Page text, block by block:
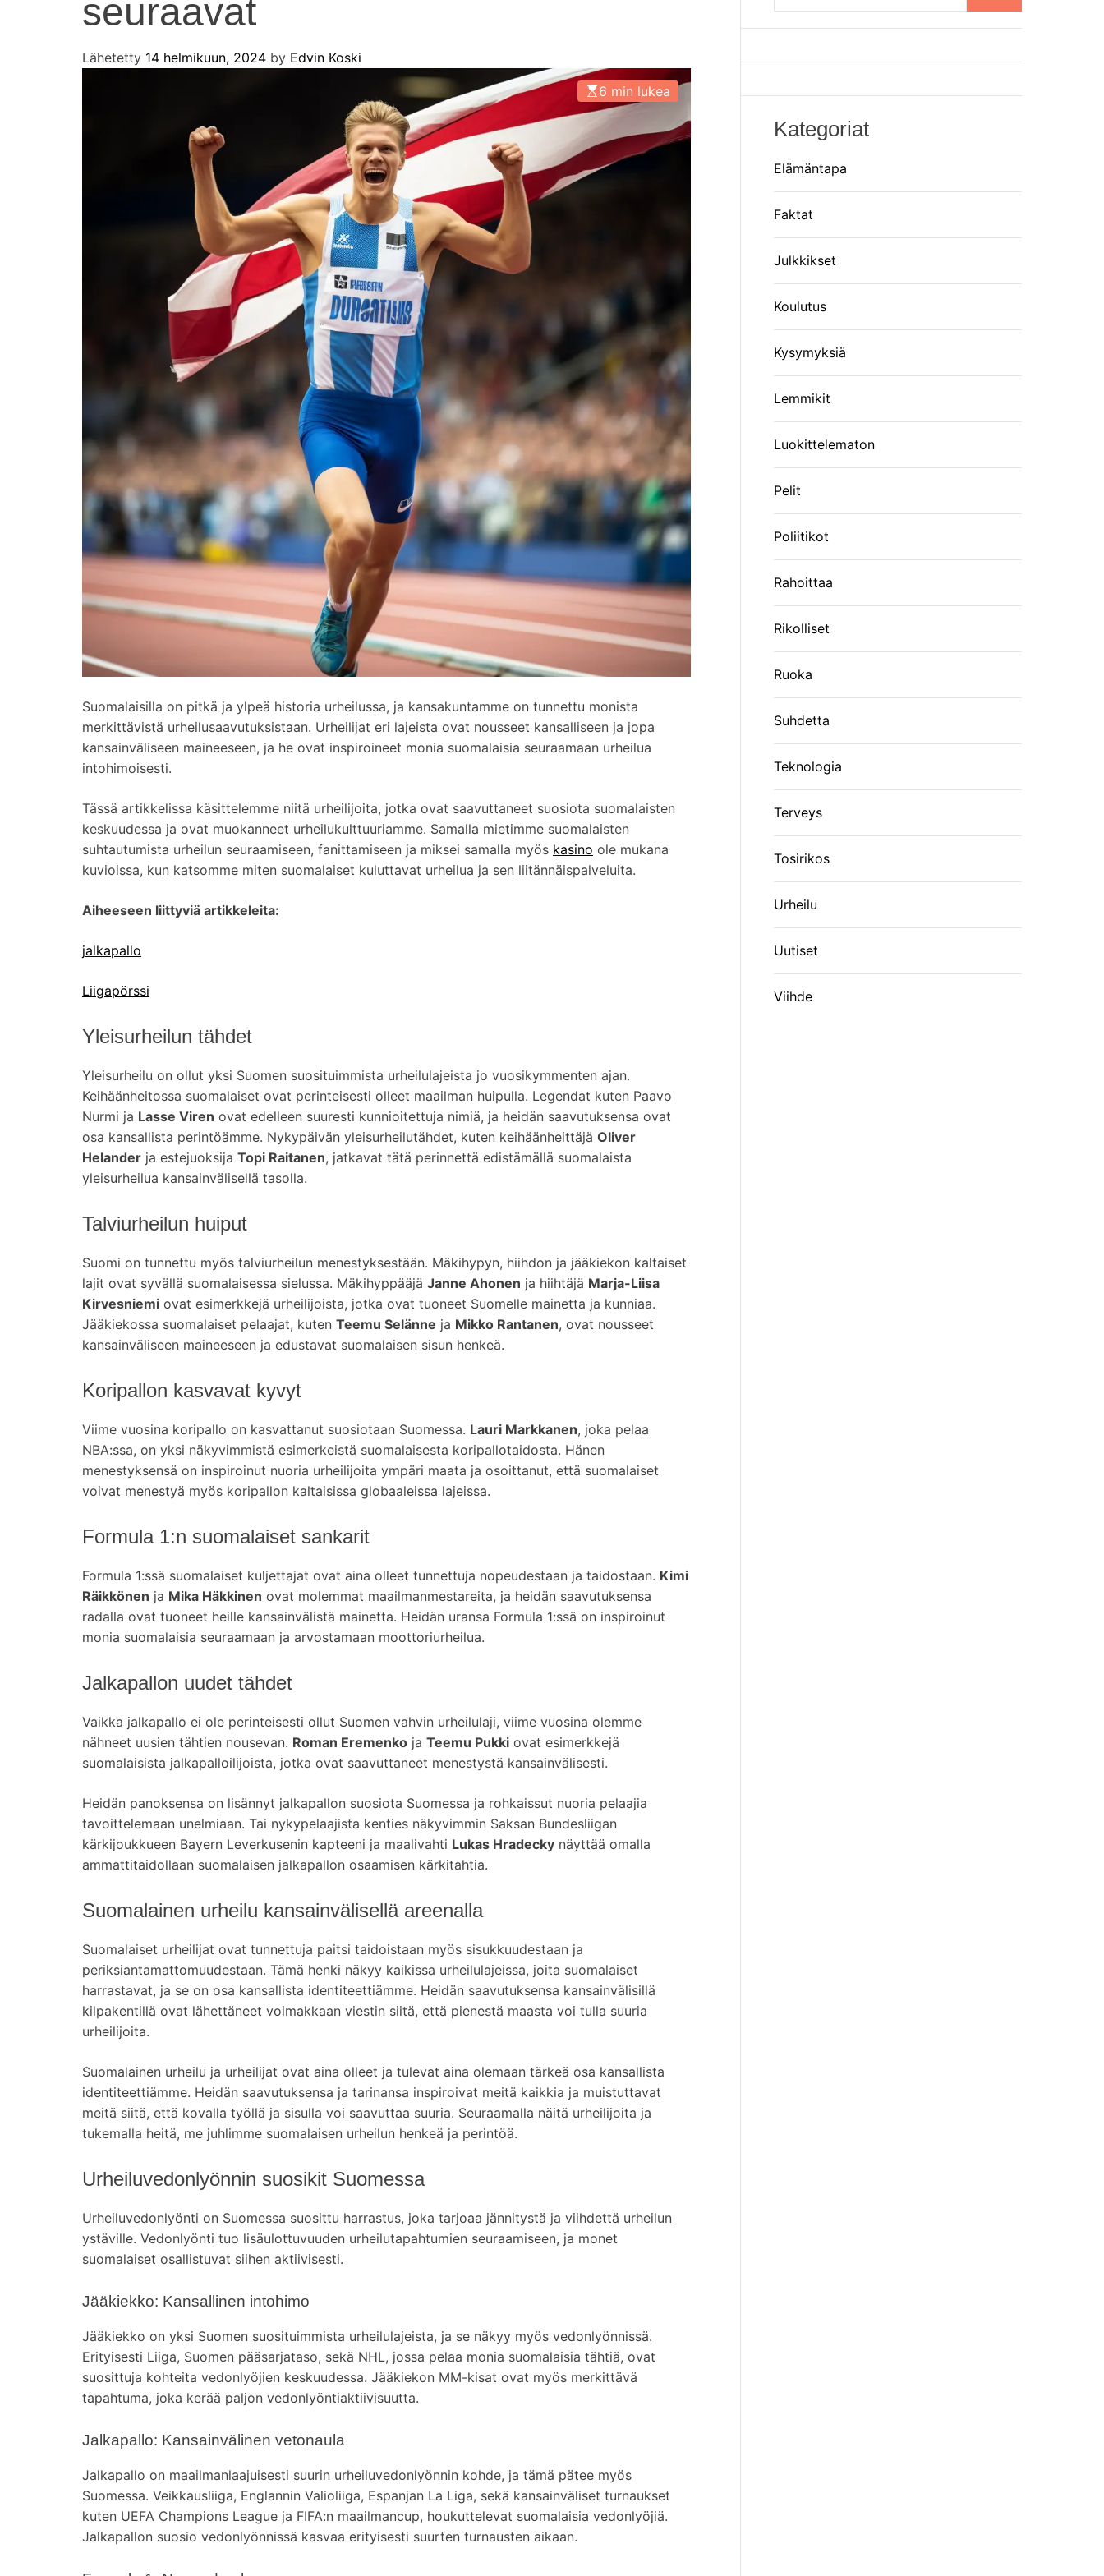
o
r
o
e
seuraavat
Lähetetty 14 helmikuun, 2024 by Edvin Koski
6 min lukea
Suomalaisilla on pitkä ja ylpeä historia urheilussa, ja kansakuntamme on tunnettu monista
merkittävistä urheilusaavutuksistaan. Urheilijat eri lajeista ovat nousseet kansalliseen ja jopa
kansainväliseen maineeseen, ja he ovat inspiroineet monia suomalaisia seuraamaan urheilua
intohimoisesti.
Tässä artikkelissa käsittelemme niitä urheilijoita, jotka ovat saavuttaneet suosiota suomalaisten
keskuudessa ja ovat muokanneet urheilukulttuuriamme. Samalla mietimme suomalaisten
suhtautumista urheilun seuraamiseen, fanittamiseen ja miksei samalla myös kasino ole mukana
kuvioissa, kun katsomme miten suomalaiset kuluttavat urheilua ja sen liitännäispalveluita.
Aiheeseen liittyviä artikkeleita:
jalkapallo
Liigapörssi
Yleisurheilun tähdet
Yleisurheilu on ollut yksi Suomen suosituimmista urheilulajeista jo vuosikymmenten ajan.
Keihäänheitossa suomalaiset ovat perinteisesti olleet maailman huipulla. Legendat kuten Paavo
Nurmi ja Lasse Viren ovat edelleen suuresti kunnioitettuja nimiä, ja heidän saavutuksensa ovat
osa kansallista perintöämme. Nykypäivän yleisurheilutähdet, kuten keihäänheittäjä Oliver
Helander ja estejuoksija Topi Raitanen, jatkavat tätä perinnettä edistämällä suomalaista
yleisurheilua kansainvälisellä tasolla.
Talviurheilun huiput
Suomi on tunnettu myös talviurheilun menestyksestään. Mäkihypyn, hiihdon ja jääkiekon kaltaiset
lajit ovat syvällä suomalaisessa sielussa. Mäkihyppääjä Janne Ahonen ja hiihtäjä Marja-Liisa
Kirvesniemi ovat esimerkkejä urheilijoista, jotka ovat tuoneet Suomelle mainetta ja kunniaa.
Jääkiekossa suomalaiset pelaajat, kuten Teemu Selänne ja Mikko Rantanen, ovat nousseet
kansainväliseen maineeseen ja edustavat suomalaisen sisun henkeä.
Koripallon kasvavat kyvyt
Viime vuosina koripallo on kasvattanut suosiotaan Suomessa. Lauri Markkanen, joka pelaa
NBA:ssa, on yksi näkyvimmistä esimerkeistä suomalaisesta koripallotaidosta. Hänen
menestyksensä on inspiroinut nuoria urheilijoita ympäri maata ja osoittanut, että suomalaiset
voivat menestyä myös koripallon kaltaisissa globaaleissa lajeissa.
Formula 1:n suomalaiset sankarit
Formula 1:ssä suomalaiset kuljettajat ovat aina olleet tunnettuja nopeudestaan ja taidostaan. Kimi
Räikkönen ja Mika Häkkinen ovat molemmat maailmanmestareita, ja heidän saavutuksensa
radalla ovat tuoneet heille kansainvälistä mainetta. Heidän uransa Formula 1:ssä on inspiroinut
monia suomalaisia seuraamaan ja arvostamaan moottoriurheilua.
Jalkapallon uudet tähdet
Vaikka jalkapallo ei ole perinteisesti ollut Suomen vahvin urheilulaji, viime vuosina olemme
nähneet uusien tähtien nousevan. Roman Eremenko ja Teemu Pukki ovat esimerkkejä
suomalaisista jalkapalloilijoista, jotka ovat saavuttaneet menestystä kansainvälisesti.
Heidän panoksensa on lisännyt jalkapallon suosiota Suomessa ja rohkaissut nuoria pelaajia
tavoittelemaan unelmiaan. Tai nykypelaajista kenties näkyvimmin Saksan Bundesliigan
kärkijoukkueen Bayern Leverkusenin kapteeni ja maalivahti Lukas Hradecky näyttää omalla
ammattitaidollaan suomalaisen jalkapallon osaamisen kärkitahtia.
Suomalainen urheilu kansainvälisellä areenalla
Suomalaiset urheilijat ovat tunnettuja paitsi taidoistaan myös sisukkuudestaan ja
periksiantamattomuudestaan. Tämä henki näkyy kaikissa urheilulajeissa, joita suomalaiset
harrastavat, ja se on osa kansallista identiteettiämme. Heidän saavutuksensa kansainvälisillä
kilpakentillä ovat lähettäneet voimakkaan viestin siitä, että pienestä maasta voi tulla suuria
urheilijoita.
Suomalainen urheilu ja urheilijat ovat aina olleet ja tulevat aina olemaan tärkeä osa kansallista
identiteettiämme. Heidän saavutuksensa ja tarinansa inspiroivat meitä kaikkia ja muistuttavat
meitä siitä, että kovalla työllä ja sisulla voi saavuttaa suuria. Seuraamalla näitä urheilijoita ja
tukemalla heitä, me juhlimme suomalaisen urheilun henkeä ja perintöä.
Urheiluvedonlyönnin suosikit Suomessa
Urheiluvedonlyönti on Suomessa suosittu harrastus, joka tarjoaa jännitystä ja viihdettä urheilun
ystäville. Vedonlyönti tuo lisäulottuvuuden urheilutapahtumien seuraamiseen, ja monet
suomalaiset osallistuvat siihen aktiivisesti.
Jääkiekko: Kansallinen intohimo
Jääkiekko on yksi Suomen suosituimmista urheilulajeista, ja se näkyy myös vedonlyönnissä.
Erityisesti Liiga, Suomen pääsarjataso, sekä NHL, jossa pelaa monia suomalaisia tähtiä, ovat
suosittuja kohteita vedonlyöjien keskuudessa. Jääkiekon MM-kisat ovat myös merkittävä
tapahtuma, joka kerää paljon vedonlyöntiaktiivisuutta.
Jalkapallo: Kansainvälinen vetonaula
Jalkapallo on maailmanlaajuisesti suurin urheiluvedonlyönnin kohde, ja tämä pätee myös
Suomessa. Veikkausliiga, Englannin Valioliiga, Espanjan La Liga, sekä kansainväliset turnaukset
kuten UEFA Champions League ja FIFA:n maailmancup, houkuttelevat suomalaisia vedonlyöjiä.
Jalkapallon suosio vedonlyönnissä kasvaa erityisesti suurten turnausten aikaan.
Kategoriat
Elämäntapa
Faktat
Julkkikset
Koulutus
Kysymyksiä
Lemmikit
Luokittelematon
Pelit
Poliitikot
Rahoittaa
Rikolliset
Ruoka
Suhdetta
Teknologia
Terveys
Tosirikos
Urheilu
Uutiset
Viihde